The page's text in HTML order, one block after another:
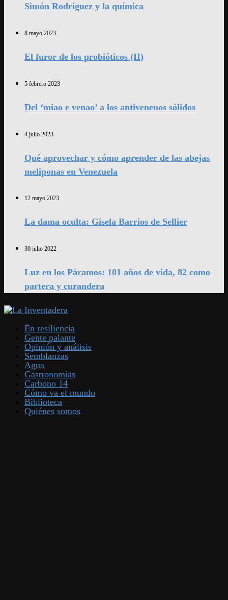
Simón Rodríguez y la química
8 mayo 2023
El furor de los probióticos (II)
5 febrero 2023
Del ‘miao e venao’ a los antivenenos sólidos
4 julio 2023
Qué aprovechar y cómo aprender de las abejas
meliponas en Venezuela
12 mayo 2023
La dama oculta: Gisela Barrios de Sellier
30 julio 2022
Luz en los Páramos: 101 años de vida, 82 como
partera y curandera
En resiliencia
Gente palante
Opinión y análisis
Semblanzas
Agua
Gastronomías
Carbono 14
Cómo va el mundo
Biblioteca
Quiénes somos